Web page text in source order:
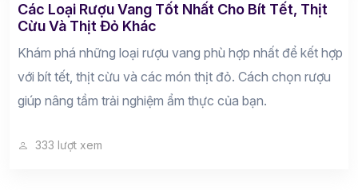
Các Loại Rượu Vang Tốt Nhất Cho Bít Tết, Thịt
Cừu Và Thịt Đỏ Khác
Khám phá những loại rượu vang phù hợp nhất để kết hợp
với bít tết, thịt cừu và các món thịt đỏ. Cách chọn rượu
giúp nâng tầm trải nghiệm ẩm thực của bạn.
333 lượt xem